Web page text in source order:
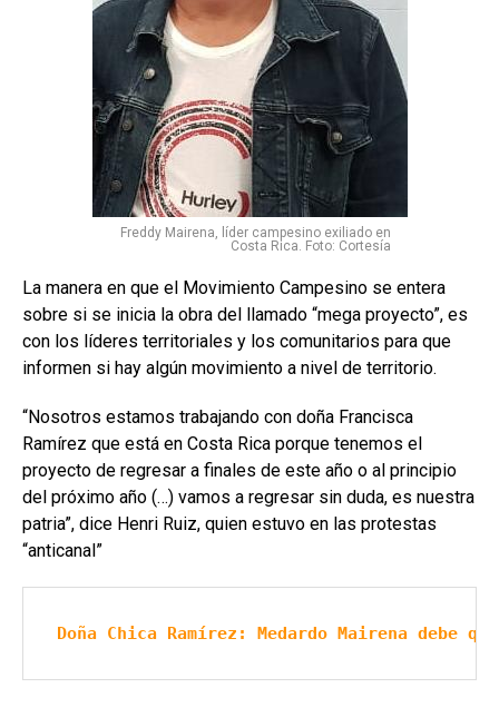
Freddy Mairena, líder campesino exiliado en
Costa Rica. Foto: Cortesía
La manera en que el Movimiento Campesino se entera
sobre si se inicia la obra del llamado “mega proyecto”, es
con los líderes territoriales y los comunitarios para que
informen si hay algún movimiento a nivel de territorio.
“Nosotros estamos trabajando con doña Francisca
Ramírez que está en Costa Rica porque tenemos el
proyecto de regresar a finales de este año o al principio
del próximo año (…) vamos a regresar sin duda, es nuestra
patria”, dice Henri Ruiz, quien estuvo en las protestas
“anticanal”
Doña Chica Ramírez: Medardo Mairena